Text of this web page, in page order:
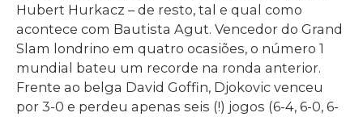
Hubert Hurkacz – de resto, tal e qual como
acontece com Bautista Agut. Vencedor do Grand
Slam londrino em quatro ocasiões, o número 1
mundial bateu um recorde na ronda anterior.
Frente ao belga David Goffin, Djokovic venceu
por 3-0 e perdeu apenas seis (!) jogos (6-4, 6-0, 6-